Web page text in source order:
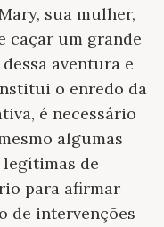
sua mulher,
caçar um grande
aventura e
o enredo da
é necessário
algumas
de
para afirmar
de intervenções